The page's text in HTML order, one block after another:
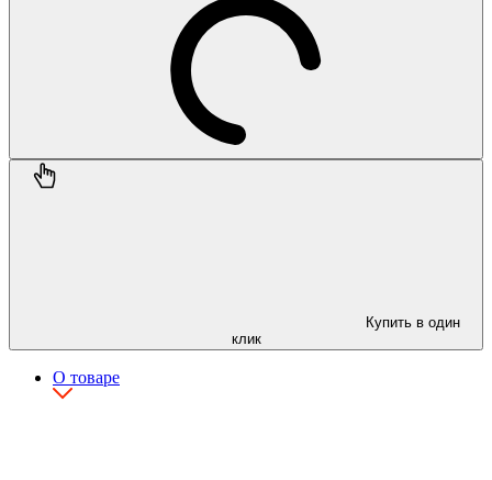
Купить в один
клик
О товаре